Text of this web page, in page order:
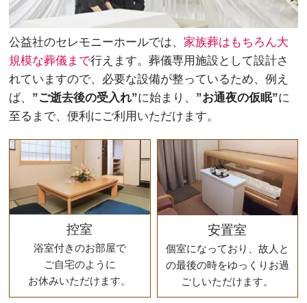
公益社のセレモニーホールでは、 家族葬はもちろん大
規模な葬儀まで行えます。葬儀専用施設として設計さ
れていますので、必要な設備が整っているため、例え
ば、 ”ご逝去後の受入れ”に始まり、 ”お通夜の仮眠”に
至るまで、便利にご利用いただけます。
控室
浴室付きのお部屋で
ご自宅のように
お休みいただけます。
安置室
個室になっており、故人と
の最後の時をゆっくりお過
ごしいただけます。